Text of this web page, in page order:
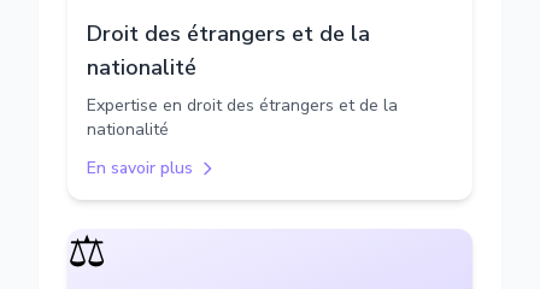
Droit des étrangers et de la
nationalité
Expertise en droit des étrangers et de la
nationalité
En savoir plus
⚖️